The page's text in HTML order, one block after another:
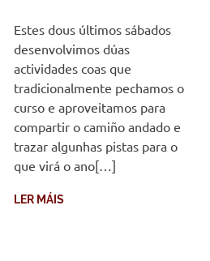
Estes dous últimos sábados
desenvolvimos dúas
actividades coas que
tradicionalmente pechamos o
curso e aproveitamos para
compartir o camiño andado e
trazar algunhas pistas para o
que virá o ano[…]
LER MÁIS